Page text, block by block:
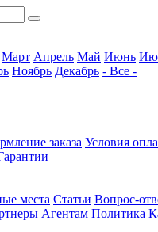
Март Апрель Май Июнь
Ноябрь Декабрь - Все -
заказа Условия
места Статьи Вопрос-
Агентам Политика